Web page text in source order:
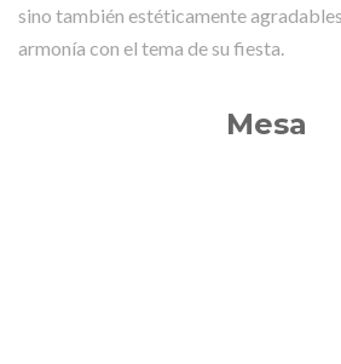
sino también estéticamente
armonía con el tema de su fiesta.
Mesa